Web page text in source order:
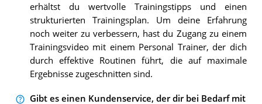
erhältst du wertvolle Trainingstipps und einen
strukturierten Trainingsplan. Um deine Erfahrung
noch weiter zu verbessern, hast du Zugang zu einem
Trainingsvideo mit einem Personal Trainer, der dich
durch effektive Routinen führt, die auf maximale
Ergebnisse zugeschnitten sind.
Gibt es einen Kundenservice, der dir bei Bedarf mit